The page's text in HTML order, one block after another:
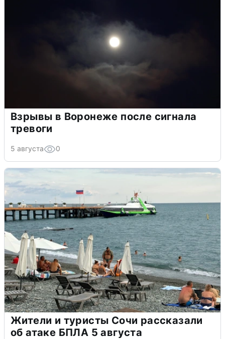
Взрывы в Воронеже после сигнала
тревоги
5 августа 0
Жители и туристы Сочи рассказали
об атаке БПЛА 5 августа